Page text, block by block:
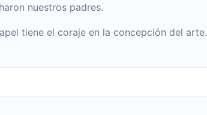
nuestros padres.
tiene el coraje en la concepción del arte.